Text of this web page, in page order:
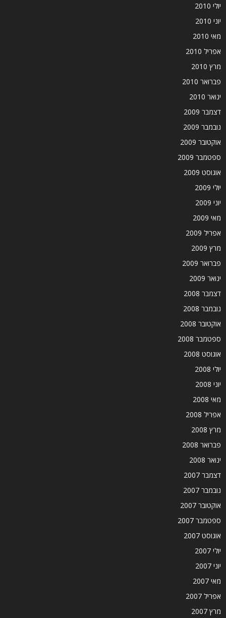
יולי 2010
יוני 2010
מאי 2010
אפריל 2010
מרץ 2010
פברואר 2010
ינואר 2010
דצמבר 2009
נובמבר 2009
אוקטובר 2009
ספטמבר 2009
אוגוסט 2009
יולי 2009
יוני 2009
מאי 2009
אפריל 2009
מרץ 2009
פברואר 2009
ינואר 2009
דצמבר 2008
נובמבר 2008
אוקטובר 2008
ספטמבר 2008
אוגוסט 2008
יולי 2008
יוני 2008
מאי 2008
אפריל 2008
מרץ 2008
פברואר 2008
ינואר 2008
דצמבר 2007
נובמבר 2007
אוקטובר 2007
ספטמבר 2007
אוגוסט 2007
יולי 2007
יוני 2007
מאי 2007
אפריל 2007
מרץ 2007